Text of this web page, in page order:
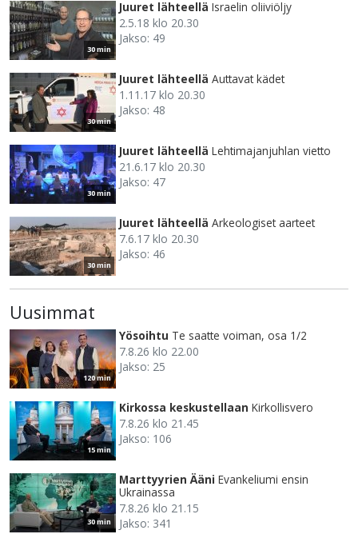
30 min
Juuret lähteellä Israelin oliiviöljy
2.5.18 klo 20.30
Jakso: 49
30 min
Juuret lähteellä Auttavat kädet
1.11.17 klo 20.30
Jakso: 48
30 min
Juuret lähteellä Lehtimajanjuhlan vietto
21.6.17 klo 20.30
Jakso: 47
30 min
Juuret lähteellä Arkeologiset aarteet
7.6.17 klo 20.30
Jakso: 46
Uusimmat
120 min
Yösoihtu Te saatte voiman, osa 1/2
7.8.26 klo 22.00
Jakso: 25
15 min
Kirkossa keskustellaan Kirkollisvero
7.8.26 klo 21.45
Jakso: 106
30 min
Marttyyrien Ääni Evankeliumi ensin
Ukrainassa
7.8.26 klo 21.15
Jakso: 341